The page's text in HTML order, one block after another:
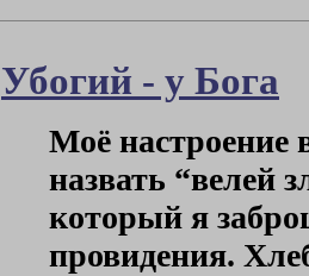
Убогий - у Бога
Моё настроение
назвать “велей
который я
провидения.